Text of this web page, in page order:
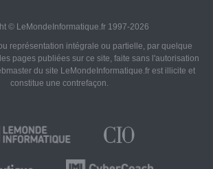
© LeMondeInformatique.fr 1997-2026
représentation intégrale ou partielle, par quelque
pages publiées sur ce site, faite sans l'autorisation
du site LeMondeInformatique.fr est illicite et
constitue une contrefaçon.